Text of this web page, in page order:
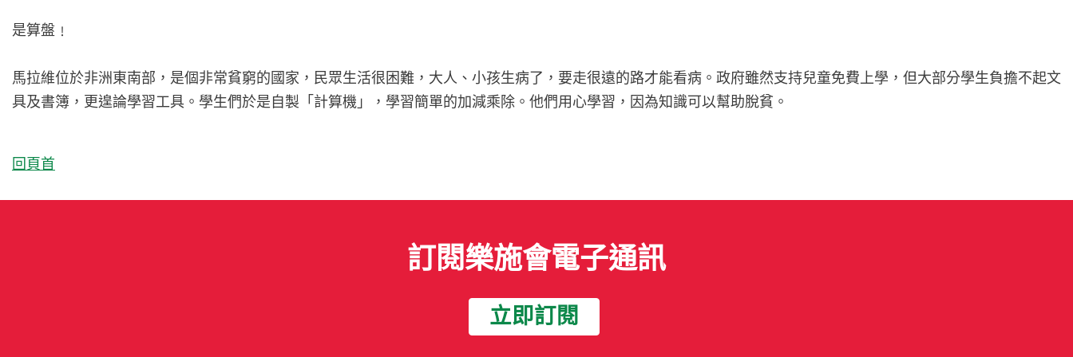
是算盤﹗
馬拉維位於非洲東南部，是個非常貧窮的國家，民眾生活很困難，大人、小孩生病了，要走很遠的路才能看病。政府雖然支持兒童免費上學，但大部分學生負擔不起文
具及書簿，更遑論學習工具。學生們於是自製 「 計算機 」 ，學習簡單的加減乘除。他們用心學習，因為知識可以幫助脫貧。
回頁首
訂閱樂施會電子通訊
立即訂閱